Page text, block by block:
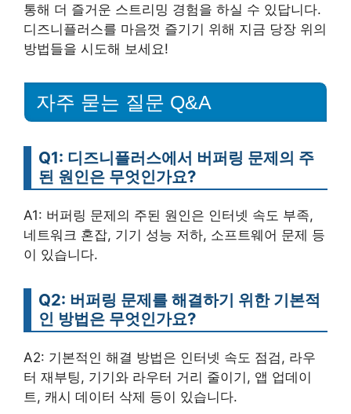
통해 더 즐거운 스트리밍 경험을 하실 수 있답니다.
디즈니플러스를 마음껏 즐기기 위해 지금 당장 위의
방법들을 시도해 보세요!
자주 묻는 질문 Q&A
Q1: 디즈니플러스에서 버퍼링 문제의 주
된 원인은 무엇인가요?
A1: 버퍼링 문제의 주된 원인은 인터넷 속도 부족,
네트워크 혼잡, 기기 성능 저하, 소프트웨어 문제 등
이 있습니다.
Q2: 버퍼링 문제를 해결하기 위한 기본적
인 방법은 무엇인가요?
A2: 기본적인 해결 방법은 인터넷 속도 점검, 라우
터 재부팅, 기기와 라우터 거리 줄이기, 앱 업데이
트, 캐시 데이터 삭제 등이 있습니다.